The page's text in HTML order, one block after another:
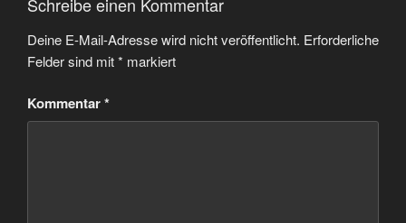
Schreibe einen Kommentar
Deine E-Mail-Adresse wird nicht veröffentlicht. Erforderliche
Felder sind mit* markiert
Kommentar*